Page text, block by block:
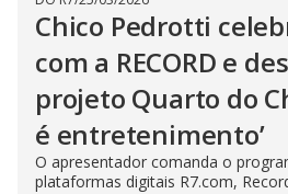
Chico Pedrotti
com a RECORD e
projeto Quarto do
é entretenimento’
O apresentador comanda o
plataformas digitais R7.com,